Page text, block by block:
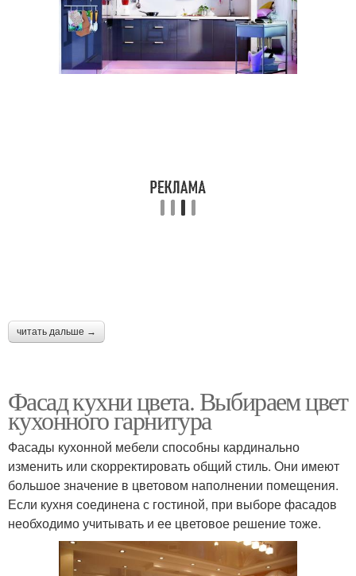
читать дальше →
Фасад кухни цвета. Выбираем цвет
кухонного гарнитура
Фасады кухонной мебели способны кардинально
изменить или скорректировать общий стиль. Они имеют
большое значение в цветовом наполнении помещения.
Если кухня соединена с гостиной, при выборе фасадов
необходимо учитывать и ее цветовое решение тоже.